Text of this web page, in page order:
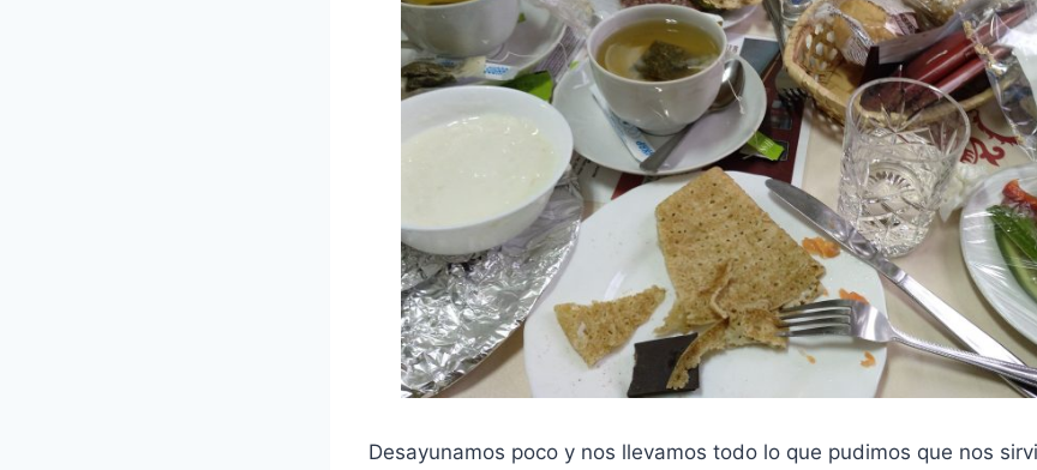
Desayunamos poco y nos llevamos todo lo que pudimos que nos